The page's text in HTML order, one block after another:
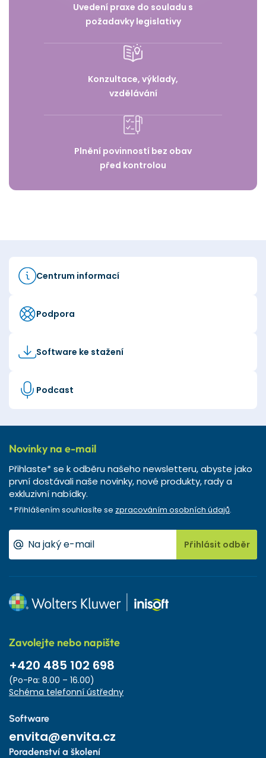
Uvedení praxe do souladu s
požadavky legislativy
Konzultace, výklady,
vzdělávání
Plnění povinností bez obav
před kontrolou
Centrum informací
Podpora
Software ke stažení
Podcast
Novinky na e-mail
Přihlaste* se k odběru našeho newsletteru, abyste jako
první dostávali naše novinky, nové produkty, rady a
exkluzivní nabídky.
* Přihlášením souhlasíte se zpracováním osobních údajů.
Přihlásit odběr
Zavolejte nebo napište
+420 485 102 698
(Po-Pa: 8.00 – 16.00)
Schéma telefonní ústředny
Software
envita@envita.cz
Poradenství a školení